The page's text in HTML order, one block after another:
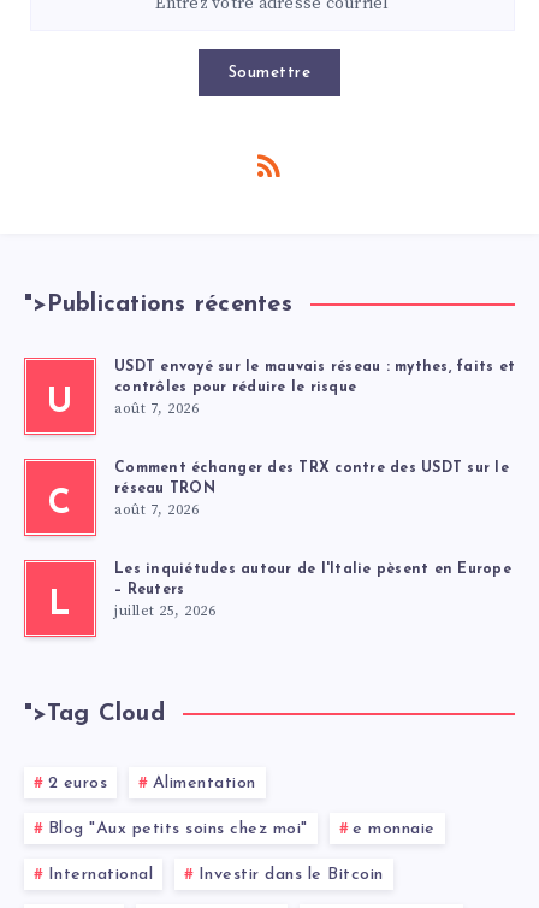
Soumettre
"> Publications récentes
U
USDT envoyé sur le mauvais réseau : mythes, faits et
contrôles pour réduire le risque
août 7, 2026
C
Comment échanger des TRX contre des USDT sur le
réseau TRON
août 7, 2026
L
Les inquiétudes autour de l'Italie pèsent en Europe
– Reuters
juillet 25, 2026
">Tag Cloud
2 euros Alimentation
Blog "Aux petits soins chez moi" e monnaie
International Investir dans le Bitcoin